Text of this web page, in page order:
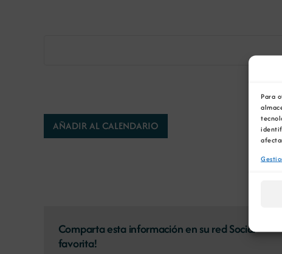
Para
AÑADIR AL CALENDARIO
Comparta esta información en su red Social
favorita!